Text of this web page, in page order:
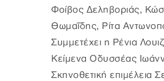
Φοίβος Δεληβοριάς,
Θωμαΐδης, Ρίτα
Συμμετέχει η Ρένια
Κείμενα Οδυσσέας
Σκηνοθετική επιμέλεια